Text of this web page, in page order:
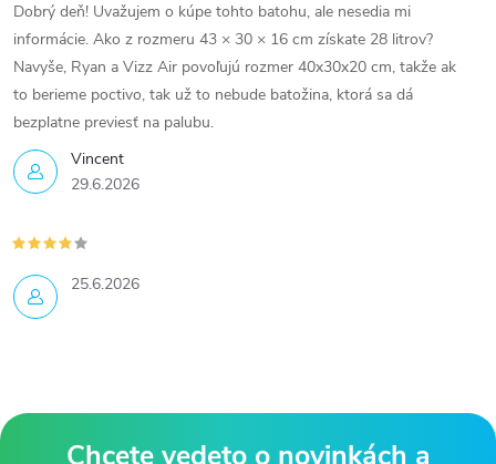
Vincent
29.6.2026
Dobrý deň! Uvažujem o kúpe tohto batohu, ale nesedia mi
informácie. Ako z rozmeru 43 × 30 × 16 cm získate 28 litrov?
Navyše, Ryan a Vizz Air povoľujú rozmer 40x30x20 cm, takže ak
to berieme poctivo, tak už to nebude batožina, ktorá sa dá
bezplatne previesť na palubu.
25.6.2026